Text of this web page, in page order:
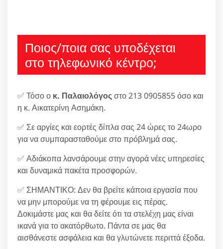
Ποιος/ποια σας υποδέχεται
στο τηλεφωνικό κέντρο;
✅ Τόσο ο κ. Παλαιολόγοςστο 213 0905855 όσο και
η κ. Αικατερίνη Ασημάκη.
✅ Σε αργίες και εορτές δίπλα σας 24 ώρες το 24ωρο
για να συμπαρασταθούμε στο πρόβλημά σας.
✅ Αδιάκοπα λανσάρουμε στην αγορά νέες υπηρεσίες
και δυναμικά πακέτα προσφορών.
✅ ΣΗΜΑΝΤΙΚΟ: Δεν θα βρείτε κάποια εργασία που
να μην μπορούμε να τη φέρουμε εις πέρας.
Δοκιμάστε μας και θα δείτε ότι τα στελέχη μας είναι
ικανά για το ακατόρθωτο. Πάντα σε μας θα
αισθάνεστε ασφάλεια και θα γλυτώνετε περιττά έξοδα.